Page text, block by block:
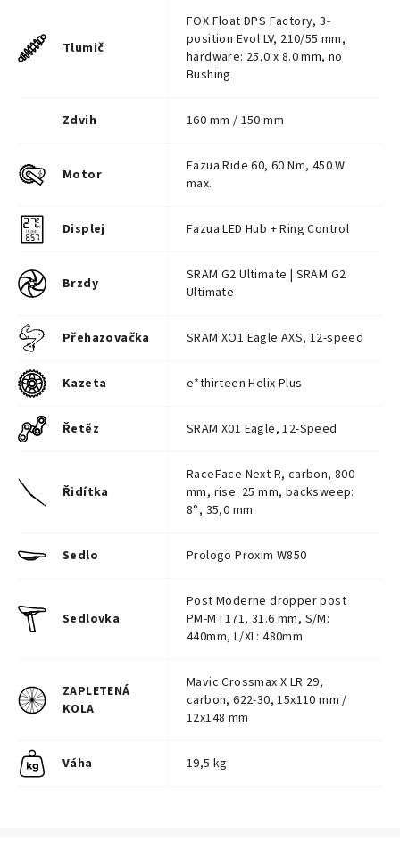
Tlumič
FOX Float DPS Factory, 3-
position Evol LV, 210/55 mm,
hardware: 25,0 x 8.0 mm, no
Bushing
Zdvih 160 mm / 150 mm
Motor
Fazua Ride 60, 60 Nm, 450 W
max.
Displej Fazua LED Hub + Ring Control
Brzdy
SRAM G2 Ultimate | SRAM G2
Ultimate
Přehazovačka SRAM XO1 Eagle AXS, 12-speed
Kazeta e*thirteen Helix Plus
Řetěz SRAM X01 Eagle, 12-Speed
Řidítka
RaceFace Next R, carbon, 800
mm, rise: 25 mm, backsweep:
8°, 35,0 mm
Sedlo Prologo Proxim W850
Sedlovka
Post Moderne dropper post
PM-MT171, 31.6 mm, S/M:
440mm, L/XL: 480mm
ZAPLETENÁ
KOLA
Mavic Crossmax X LR 29,
carbon, 622-30, 15x110 mm /
12x148 mm
Váha 19,5 kg